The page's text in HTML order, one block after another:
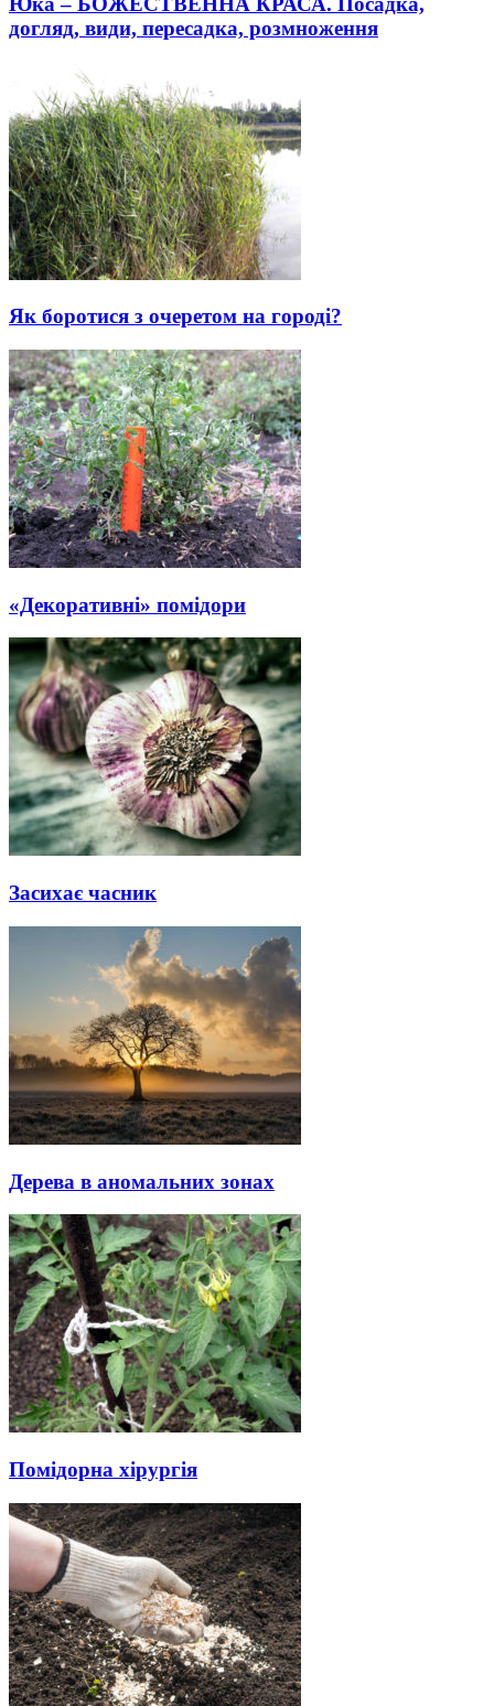
догляд, види, пересадка, розмноження
Як боротися з очеретом на городі?
«Декоративні» помідори
Засихає часник
Дерева в аномальних зонах
Помідорна хірургія